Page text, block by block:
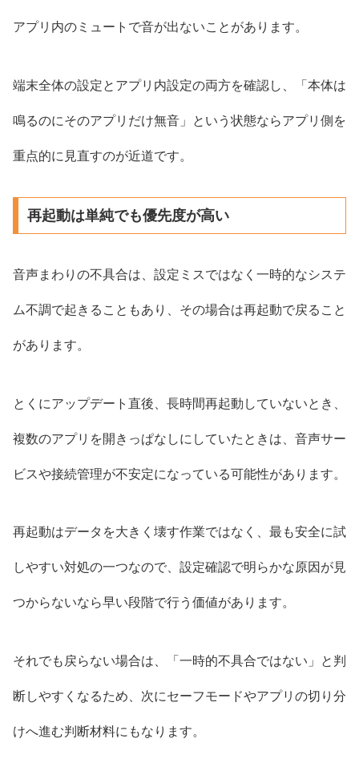
アプリ内のミュートで音が出ないことがあります。
端末全体の設定とアプリ内設定の両方を確認し、「本体は
鳴るのにそのアプリだけ無音」という状態ならアプリ側を
重点的に見直すのが近道です。
再起動は単純でも優先度が高い
音声まわりの不具合は、設定ミスではなく一時的なシステ
ム不調で起きることもあり、その場合は再起動で戻ること
があります。
とくにアップデート直後、長時間再起動していないとき、
複数のアプリを開きっぱなしにしていたときは、音声サー
ビスや接続管理が不安定になっている可能性があります。
再起動はデータを大きく壊す作業ではなく、最も安全に試
しやすい対処の一つなので、設定確認で明らかな原因が見
つからないなら早い段階で行う価値があります。
それでも戻らない場合は、「一時的不具合ではない」と判
断しやすくなるため、次にセーフモードやアプリの切り分
けへ進む判断材料にもなります。